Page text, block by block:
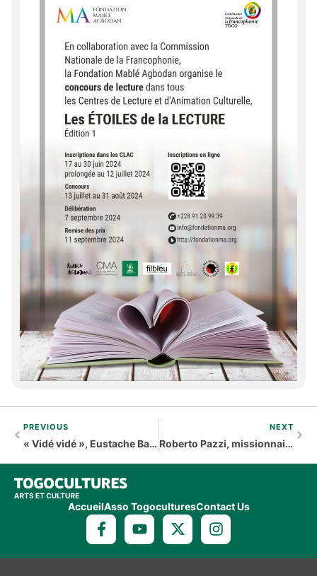
PREVIOUS
« Vidé vidé », Eustache Bawokabati Kamouna tresse sa musique
NEXT
Roberto Pazzi, missionnaire catholique atypique
AccueilAsso TogoculturesContact Us